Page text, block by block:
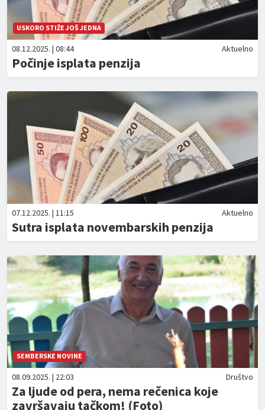
USKORO STIŽE JOŠ JEDNA
08.12.2025. | 08:44 Aktuelno
Počinje isplata penzija
07.12.2025. | 11:15 Aktuelno
Sutra isplata novembarskih penzija
SEMBERSKE NOVINE
08.09.2025. | 22:03 Društvo
Za ljude od pera, nema rečenica koje
završavaju tačkom! (Foto)